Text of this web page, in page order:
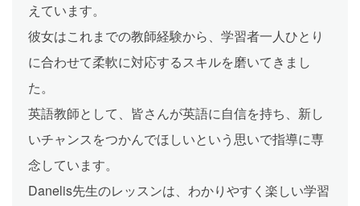
えています。
彼女はこれまでの教師経験から、学習者一人ひとり
に合わせて柔軟に対応するスキルを磨いてきまし
た。
英語教師として、皆さんが英語に自信を持ち、新し
いチャンスをつかんでほしいという思いで指導に専
念しています。
Danelis先生のレッスンは、わかりやすく楽しい学習